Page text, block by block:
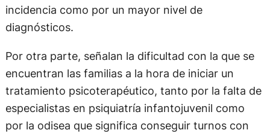
incidencia como por un mayor nivel de
diagnósticos.
Por otra parte, señalan la dificultad con la que se
encuentran las familias a la hora de iniciar un
tratamiento psicoterapéutico, tanto por la falta de
especialistas en psiquiatría infantojuvenil como
por la odisea que significa conseguir turnos con